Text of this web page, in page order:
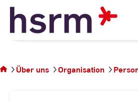
Skip
Content
sich auf
der
Über uns Organisation